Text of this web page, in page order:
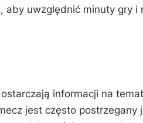
uwzględnić minuty gry i
informacji na
jest często postrzegany